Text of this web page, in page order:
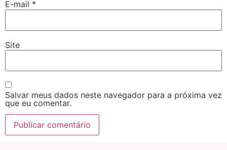
E-mail *
Site
Salvar meus dados neste navegador para a próxima vez
que eu comentar.